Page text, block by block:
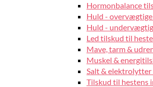
Hormonbalance
Huld -
Huld -
Led tilskud til heste
Mave, tarm &
Muskel &
Salt &
Tilskud til hestens